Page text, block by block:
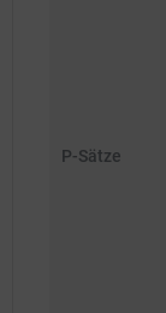
P-Sätze